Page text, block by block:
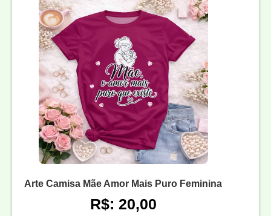
Arte Camisa Mãe Amor Mais Puro Feminina
R$: 20,00